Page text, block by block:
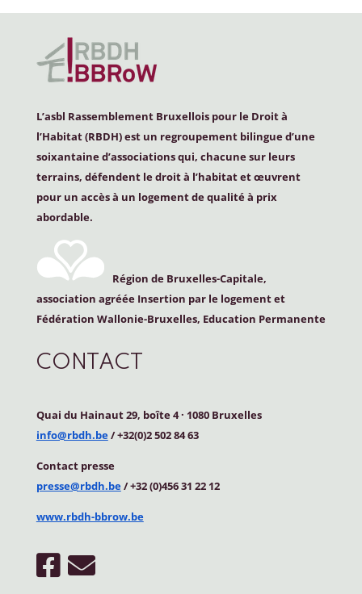
L’asbl Rassemblement Bruxellois pour le Droit à
l’Habitat (RBDH) est un regroupement bilingue d’une
soixantaine d’associations qui, chacune sur leurs
terrains, défendent le droit à l’habitat et œuvrent
pour un accès à un logement de qualité à prix
abordable.
Région de Bruxelles-Capitale,
association agréée Insertion par le logement et
Fédération Wallonie-Bruxelles, Education Permanente
CONTACT
Quai du Hainaut 29, boîte 4· 1080 Bruxelles
info@rbdh.be/ +32(0)2 502 84 63
Contact presse
presse@rbdh.be/ +32 (0)456 31 22 12
www.rbdh-bbrow.be